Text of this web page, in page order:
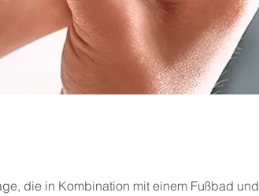
die in Kombination mit einem Fußbad und